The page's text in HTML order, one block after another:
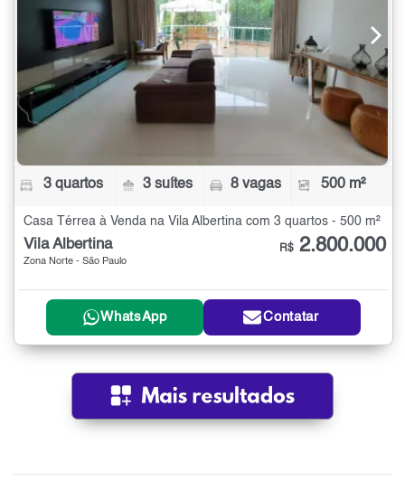
3 quartos 3 suítes 8 vagas 500 m²
Casa Térrea à Venda na Vila Albertina com 3 quartos - 500 m²
Vila Albertina
Zona Norte - São Paulo
R$ 2.800.000
WhatsApp Contatar